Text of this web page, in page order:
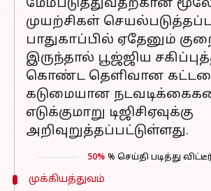
மேம்படுத்துவதற்கான
முயற்சிகள்
பாதுகாப்பில் ஏதேனும்
இருந்தால் பூஜ்ஜிய
கொண்ட தெளிவான
கடுமையான
எடுக்குமாறு டிஜிசிஏவுக்கு
அறிவுறுத்தப்பட்டுள்ளது.
50% % செய்தி படித்து
முக்கியத்துவம்